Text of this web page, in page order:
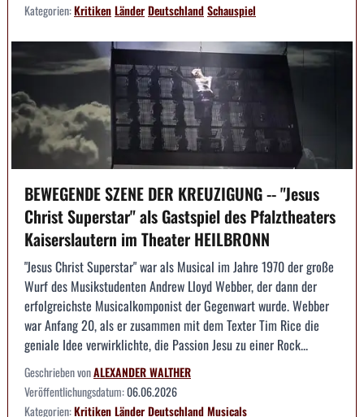
Kategorien:KritikenLänderDeutschlandSchauspiel
BEWEGENDE SZENE DER KREUZIGUNG -- "Jesus
Christ Superstar" als Gastspiel des Pfalztheaters
Kaiserslautern im Theater HEILBRONN
"Jesus Christ Superstar" war als Musical im Jahre 1970 der große
Wurf des Musikstudenten Andrew Lloyd Webber, der dann der
erfolgreichste Musicalkomponist der Gegenwart wurde. Webber
war Anfang 20, als er zusammen mit dem Texter Tim Rice die
geniale Idee verwirklichte, die Passion Jesu zu einer Rock...
Geschrieben vonALEXANDER WALTHER
Veröffentlichungsdatum:06.06.2026
Kategorien:KritikenLänderDeutschlandMusicals